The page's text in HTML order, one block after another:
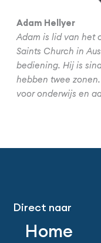
Adam Hellyer
Adam is lid van het
Saints Church in
bediening. Hij is
hebben twee
voor onderwijs en
Direct naar
Home